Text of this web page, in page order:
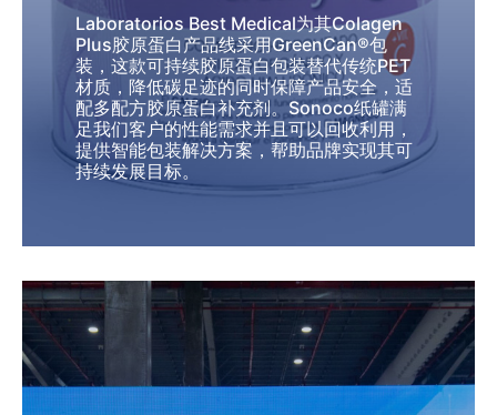
Laboratorios Best Medical为其Colagen
Plus胶原蛋白产品线采用GreenCan®包
装，这款可持续胶原蛋白包装替代传统PET
材质，降低碳足迹的同时保障产品安全，适
配多配方胶原蛋白补充剂。Sonoco纸罐满
足我们客户的性能需求并且可以回收利用，
提供智能包装解决方案，帮助品牌实现其可
持续发展目标。